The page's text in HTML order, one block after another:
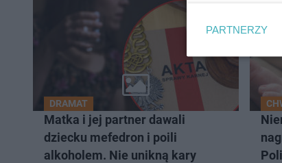
DRAMAT
Matka i jej partner dawali
dziecku mefedron i poili
alkoholem. Nie unikną kary
PARTNERZY